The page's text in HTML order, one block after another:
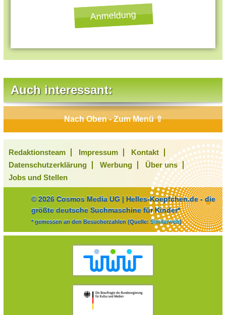
Anmeldung
Auch interessant:
Nach Oben - Zum Menü ⇧
Redaktionsteam Impressum
Kontakt
Datenschutzerklärung
Werbung
Über uns
Jobs und Stellen
© 2026 Cosmos Media UG | Helles-Koepfchen.de - die
größte deutsche Suchmaschine für Kinder*
* gemessen an den Besucherzahlen (Quelle: Similarweb)